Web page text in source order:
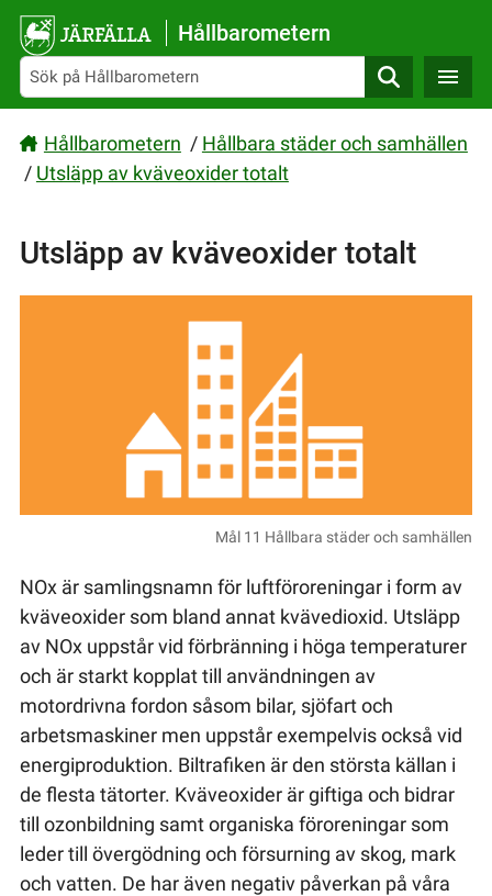
Gå direkt till sidans innehåll
Hållbarometern
Sök
Hållbarometern / Hållbara städer och samhällen
/ Utsläpp av kväveoxider totalt
Utsläpp av kväveoxider totalt
Mål 11 Hållbara städer och samhällen
NOx är samlingsnamn för luftföroreningar i form av
kväveoxider som bland annat kvävedioxid. Utsläpp
av NOx uppstår vid förbränning i höga temperaturer
och är starkt kopplat till användningen av
motordrivna fordon såsom bilar, sjöfart och
arbetsmaskiner men uppstår exempelvis också vid
energiproduktion. Biltrafiken är den största källan i
de flesta tätorter. Kväveoxider är giftiga och bidrar
till ozonbildning samt organiska föroreningar som
leder till övergödning och försurning av skog, mark
och vatten. De har även negativ påverkan på våra